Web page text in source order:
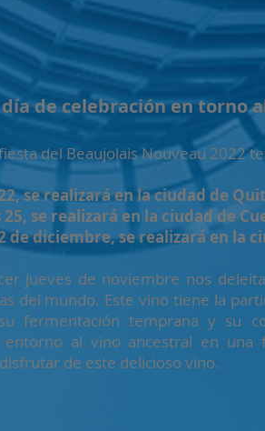
día de celebración en torno
del Beaujolais Nouveau 2022
se realizará en la ciudad de
25, se realizará en la ciudad de
diciembre, se realizará en la
jueves de noviembre nos
del mundo. Este vino tiene la
fermentación temprana y su
entorno al vino ancestral en
de este delicioso vino.